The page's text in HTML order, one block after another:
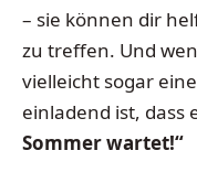
– sie können dir
zu treffen. Und
vielleicht sogar
einladend ist, dass
Sommer wartet!“